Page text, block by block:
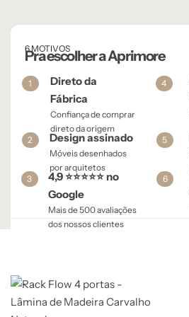
6 MOTIVOS
Pra escolher a Aprimore
1
Direto da
Fábrica
Confiança de comprar
direto da origem
4
2 Design assinado
Móveis desenhados
por arquitetos
5
3
4,9 ⭐⭐⭐⭐⭐ no
Google
Mais de 500 avaliações
dos nossos clientes
6